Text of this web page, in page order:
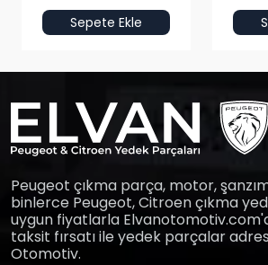
Sepete Ekle
Peugeot çıkma parça, motor,
binlerce Peugeot, Citroen çıkma
uygun fiyatlarla
taksit fırsatı ile yedek parçalar
Otomotiv.